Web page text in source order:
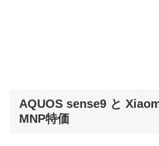
AQUOS sense9 と
MNP特価